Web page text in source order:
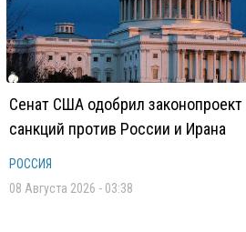
Сенат США одобрил
санкций против России и Ирана
РОССИЯ
08 Августа 2026 - 03:38